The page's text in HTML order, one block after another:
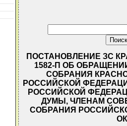
ПОСТАНОВЛЕНИЕ ЗС
1582-П ОБ
СОБРАНИЯ
РОССИЙСКОЙ
РОССИЙСКОЙ
ДУМЫ, ЧЛЕНАМ
СОБРАНИЯ